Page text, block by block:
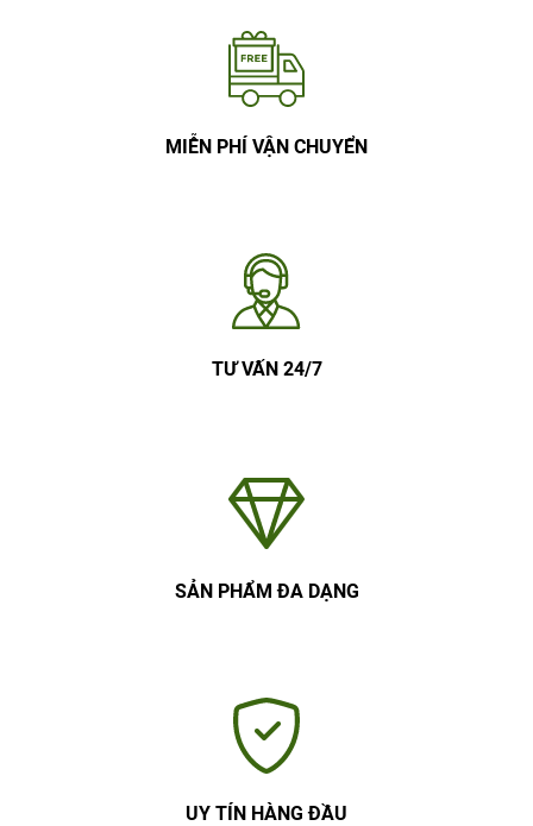
MIỄN PHÍ VẬN CHUYỂN
TƯ VẤN 24/7
SẢN PHẨM ĐA DẠNG
UY TÍN HÀNG ĐẦU